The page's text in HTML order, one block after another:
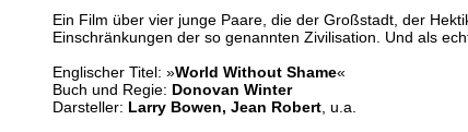
Ein Film über vier junge Paare, die der Großstadt, der
Einschränkungen der so genannten Zivilisation. Und als
Englischer Titel: »World Without Shame«
Buch und Regie: Donovan Winter
Darsteller: Larry Bowen, Jean Robert , u.a.